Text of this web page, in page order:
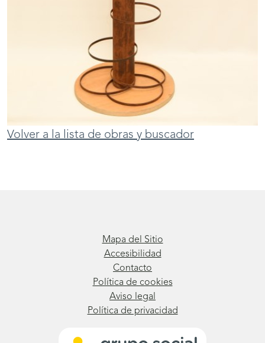
Volver a la lista de obras y buscador
Mapa del Sitio
Accesibilidad
Contacto
Política de cookies
Aviso legal
Política de privacidad